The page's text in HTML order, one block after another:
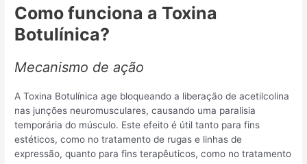
Como funciona a Toxina
Botulínica?
Mecanismo de ação
A Toxina Botulínica age bloqueando a liberação de acetilcolina
nas junções neuromusculares, causando uma paralisia
temporária do músculo. Este efeito é útil tanto para fins
estéticos, como no tratamento de rugas e linhas de
expressão, quanto para fins terapêuticos, como no tratamento